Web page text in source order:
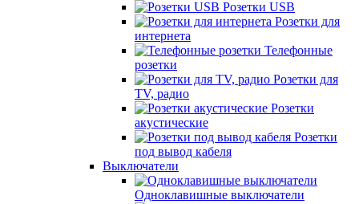
Розетки USB
Розетки для
интернета
Телефонные
розетки
Розетки для
TV, радио
Розетки
акустические
Розетки
под вывод кабеля
Выключатели
Одноклавишные выключатели